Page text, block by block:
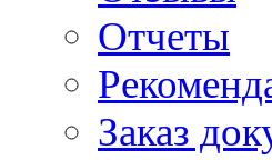
Отчеты
Заказ